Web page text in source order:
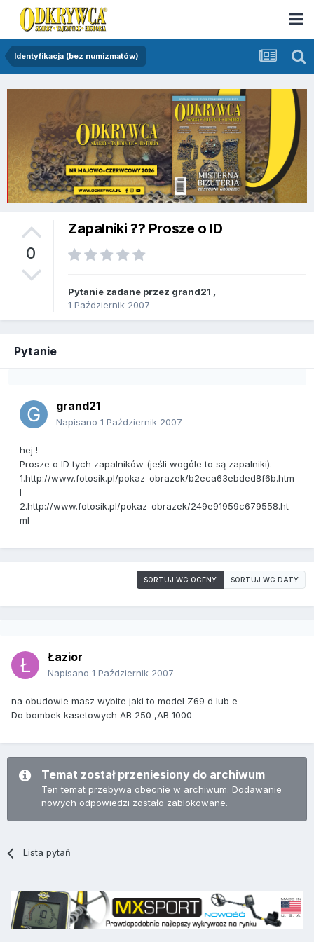
Identyfikacja (bez numizmatów)
0
Zapalniki ?? Prosze o ID
Pytanie zadane przez grand21
1 Październik 2007
Pytanie
grand21
Napisano 1 Październik 2007
hej !
Prosze o ID tych zapalników (jeśli wogóle to są zapalniki).
1.http://www.fotosik.pl/pokaz_obrazek/b2eca63ebded8f6b.htm
l
2.http://www.fotosik.pl/pokaz_obrazek/249e91959c679558.ht
ml
SORTUJ WG OCENY SORTUJ WG DATY
Łazior
Napisano 1 Październik 2007
na obudowie masz wybite jaki to model Z69 d lub e
Do bombek kasetowych AB 250 ,AB 1000
Temat został przeniesiony do archiwum
Ten temat przebywa obecnie w archiwum. Dodawanie
nowych odpowiedzi zostało zablokowane.
Lista pytań